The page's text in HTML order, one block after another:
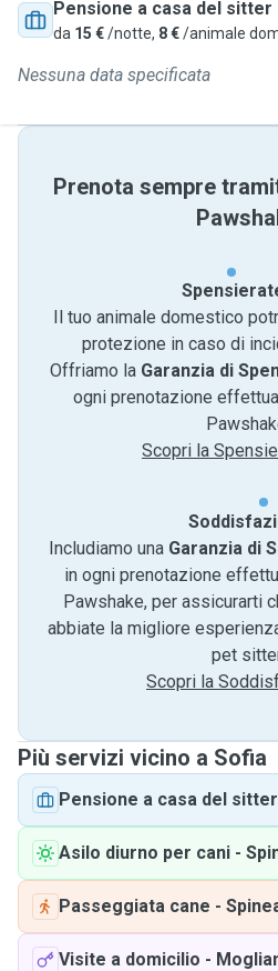
Pensione a casa del sitter
da 15 €/notte, 8 €/animale
Nessuna data specificata
Prenota sempre
Il tuo animale domestico
protezione in caso di
Offriamo la Garanzia di
ogni prenotazione
Scopri la
Includiamo una Garanzia di
in ogni prenotazione
Pawshake, per assicurarti
abbiate la migliore
pet
Scopri la
Più servizi vicino a Sofia
Pensione a casa del sitter
Asilo diurno per cani -
Passeggiata cane -
Visite a domicilio -